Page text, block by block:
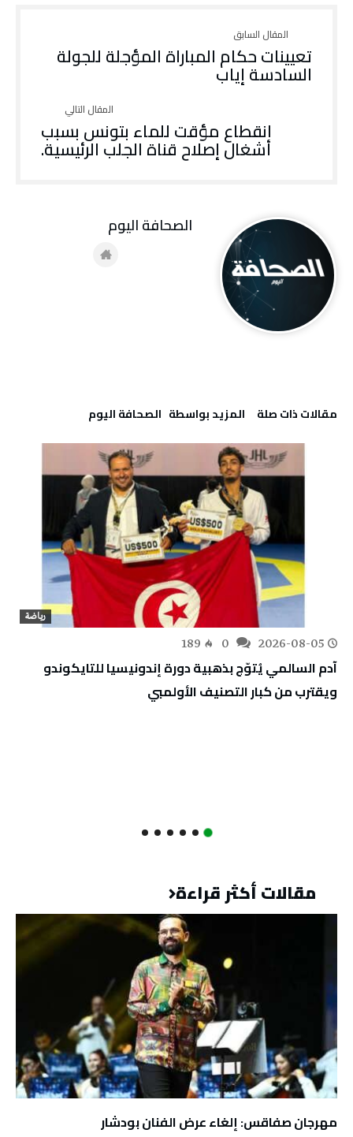
تعيينات حكام المباراة المؤجلة للجولة
السادسة إياب
انقطاع مؤقت للماء بتونس بسبب
أشغال إصلاح قناة الجلب الرئيسية.
‫مقالات ذات صلة‬ ‫‫المزيد بواسطة‬ ‬ ‭ ‬الصحافة‭ ‬اليوم
رياضة
2026-08-05
189
آدم السالمي يُتوّج بذهبية دورة إندونيسيا للتايكوندو
ويقترب من كبار التصنيف الأولمبي
مقالات أكثر قراءة
مهرجان صفاقس: إلغاء عرض الفنان بودشار